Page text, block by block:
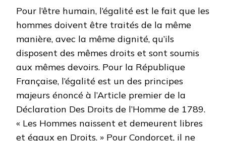
Pour l’être humain, l’égalité est le fait que les
hommes doivent être traités de la même
manière, avec la même dignité, qu’ils
disposent des mêmes droits et sont soumis
aux mêmes devoirs. Pour la République
Française, l’égalité est un des principes
majeurs énoncé à l’Article premier de la
Déclaration Des Droits de l’Homme de 1789.
« Les Hommes naissent et demeurent libres
et égaux en Droits. » Pour Condorcet, il ne